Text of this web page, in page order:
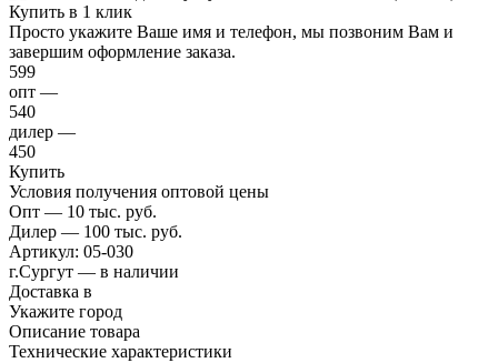
Купить в 1 клик
Просто укажите Ваше имя и телефон, мы позвоним Вам и
завершим оформление заказа.
599
опт —
540
дилер —
450
Купить
Условия получения оптовой цены
Опт — 10 тыс. руб.
Дилер — 100 тыс. руб.
Артикул: 05-030
г.Сургут — в наличии
Доставка в
Укажите город
Описание товара
Технические характеристики